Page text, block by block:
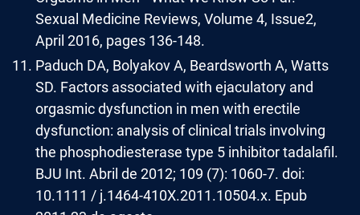
Sexual Medicine Reviews, Volume 4, Issue2,
April 2016, pages 136-148.
Paduch DA, Bolyakov A, Beardsworth A, Watts
SD. Factors associated with ejaculatory and
orgasmic dysfunction in men with erectile
dysfunction: analysis of clinical trials involving
the phosphodiesterase type 5 inhibitor tadalafil.
BJU Int. Abril de 2012; 109 (7): 1060-7. doi:
10.1111 / j.1464-410X.2011.10504.x. Epub